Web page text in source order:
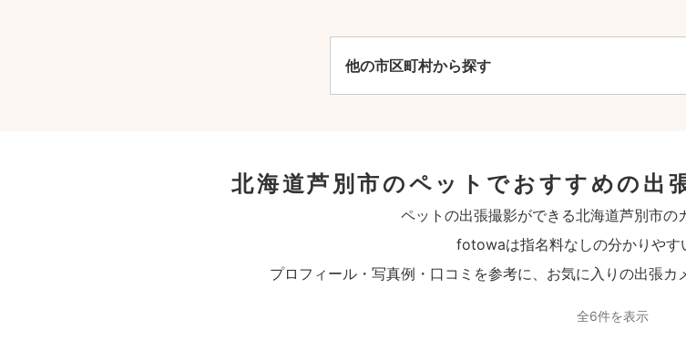
他の市区町村から探す
北海道芦別市のペットでおすすめの出
ペットの出張撮影ができる北海道芦別市の
fotowaは指名料なしの分かりやす
プロフィール・写真例・口コミを参考に、お気に入りの出張カ
全6件を表示